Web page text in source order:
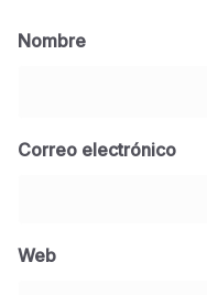
Nombre
Correo electrónico
Web